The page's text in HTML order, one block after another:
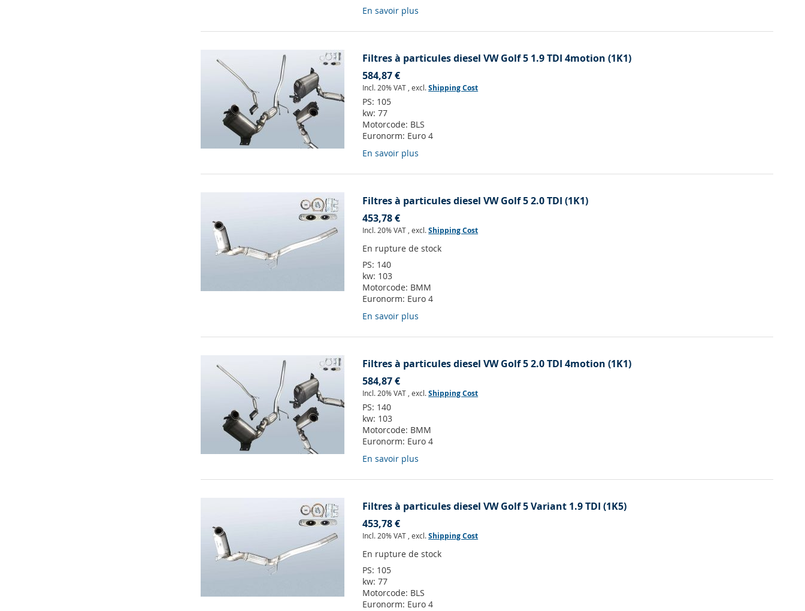
En savoir plus
Filtres à particules diesel VW Golf 5 1.9 TDI 4motion (1K1)
584,87 €
Incl. 20% VAT ,excl.Shipping Cost
PS: 105
kw:77
Motorcode: BLS
Euronorm: Euro 4
En savoir plus
Filtres à particules diesel VW Golf 5 2.0 TDI (1K1)
453,78 €
Incl. 20% VAT ,excl.Shipping Cost
En rupture de stock
PS: 140
kw: 103
Motorcode: BMM
Euronorm: Euro 4
En savoir plus
Filtres à particules diesel VW Golf 5 2.0 TDI 4motion (1K1)
584,87 €
Incl. 20% VAT ,excl.Shipping Cost
PS: 140
kw: 103
Motorcode: BMM
Euronorm: Euro 4
En savoir plus
Filtres à particules diesel VW Golf 5 Variant 1.9 TDI (1K5)
453,78 €
Incl. 20% VAT ,excl.Shipping Cost
En rupture de stock
PS: 105
kw:77
Motorcode: BLS
Euronorm: Euro 4